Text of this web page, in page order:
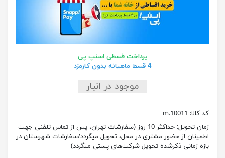
پرداخت قسطی اسنپ پی
4 قسط ماهیانه بدون کارمزد
موجود در انبار
کد کالا: 10011.m
زمان تحویل:
حداکثر 10 روز (سفارشات تهران، پس از تماس تلفنی جهت
اطمینان از حضور مشتری در محل، تحویل میگردد/سفارشات شهرستان در
بازه زمانی ذکرشده تحویل شرکت‌های پستی میگردد)